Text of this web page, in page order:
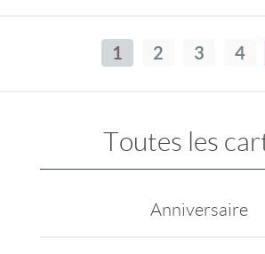
1 2 3 4
Toutes les
Anniversaire